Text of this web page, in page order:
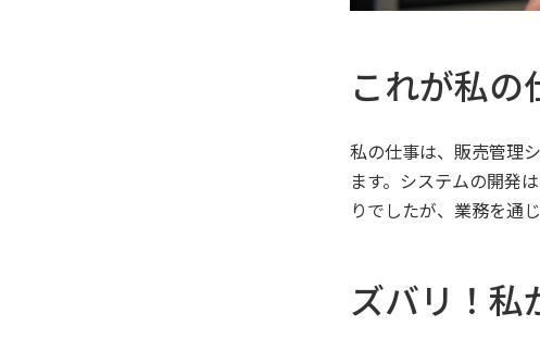
これが私の
私の仕事は、販売管理
ます。システムの開発
りでしたが、業務を通
ズバリ！私